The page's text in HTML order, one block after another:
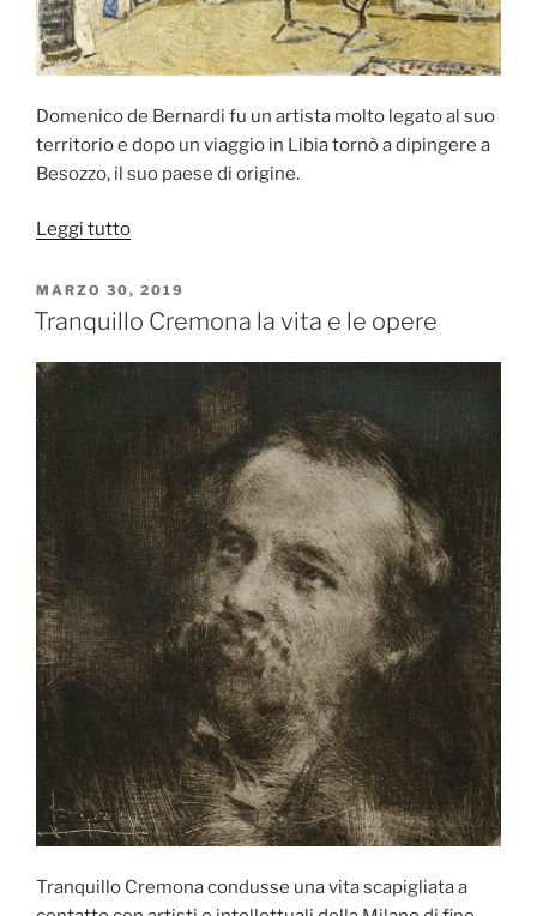
Domenico de Bernardi fu un artista molto legato al suo
territorio e dopo un viaggio in Libia tornò a dipingere a
Besozzo, il suo paese di origine.
Leggi tutto“Domenico
Bernardi,
la
opere”
PUBBLICATO
IL
MARZO 30, 2019
Tranquillo Cremona la vita e le opere
Tranquillo Cremona condusse una vita scapigliata a